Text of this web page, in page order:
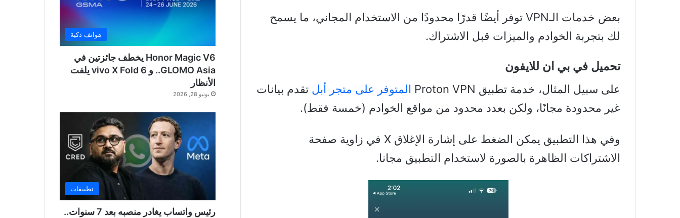
بعض خدمات الـVPN توفر أيضًا قدرًا محدودًا من الاستخدام المجاني، ما يسمح
لك بتجربة الخوادم والميزات قبل الاشتراك.
تحميل في بي ان للايفون
على سبيل المثال، خدمة تطبيق Proton VPN المتوفر على متجر أبل تقدم بيانات
غير محدودة مجانًا، ولكن بعدد محدود من مواقع الخوادم (خمسة فقط).
وفي هذا التطبيق يمكن الضغط على إشارة الإغلاق X في زاوية صفحة
الاشتراكات الظاهرة بالصورة لاستخدام التطبيق مجانا.
هواتف ذكية
Honor Magic V6 يخطف جائزتين في
GLOMO Asia.. و vivo X Fold 6 يلفت
الأنظار
يونيو 28, 2026
تطبيقات
رئيس واتساب يغادر منصبه بعد 7 سنوات..